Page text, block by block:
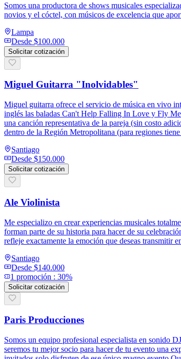
Somos una productora de shows musicales
novios y el cóctel, con músicos de excelencia que
Lampa
Desde $100.000
Solicitar cotización
Miguel Guitarra "Inolvidables"
Miguel guitarra ofrece el servicio de música en vivo
inglés las baladas Can't Help Falling In Love y Fly
una canción representativa de la pareja (sin costo
dentro de la Región Metropolitana (para regiones
Santiago
Desde $150.000
Solicitar cotización
Ale Violinista
Me especializo en crear experiencias musicales
forman parte de su historia para hacer de su
refleje exactamente la emoción que deseas transmitir
Santiago
Desde $140.000
1 promoción : 30%
Solicitar cotización
Paris Producciones
Somos un equipo profesional especialista en sonido
seremos tu mejor socio para hacer de tu evento una